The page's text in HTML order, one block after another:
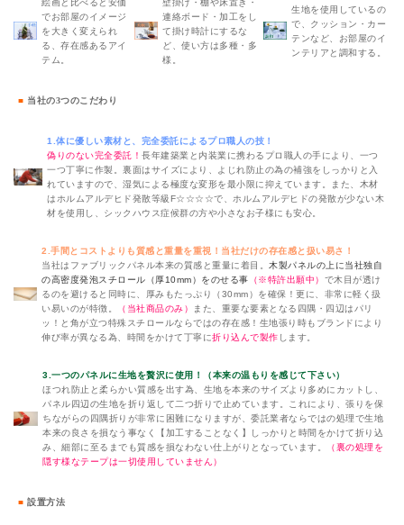
でお部屋のイメージ
を大きく変えられ
る、存在感あるアイ
テム。
連絡ボード・加工をし
て掛け時計にするな
ど、使い方は多種・多
様。
生地を使用しているの
で、クッション・カー
テンなど、お部屋のイ
ンテリアと調和する。
■ 当社の3つのこだわり
1.体に優しい素材と、完全委託によるプロ職人の技！
偽りのない完全委託！ 長年建築業と内装業に携わるプロ職人の手により、一つ
一つ丁寧に作製。裏面はサイズにより、よじれ防止の為の補強をしっかりと入
れていますので、湿気による極度な変形を最小限に抑えています。また、木材
はホルムアルデヒド発散等級F☆☆☆☆で、ホルムアルデヒドの発散が少ない木
材を使用し、シックハウス症候群の方や小さなお子様にも安心。
2.手間とコストよりも質感と重量を重視！当社だけの存在感と扱い易さ！
当社はファブリックパネル本来の質感と重量に着目。 木製パネルの上に当社独自
の高密度発泡スチロール（厚10mm）をのせる事 （※特許出願中） で木目が透け
るのを避けると同時に、厚みもたっぷり（30mm）を確保！更に、非常に軽く扱
い易いのが特徴。
（当社商品のみ）
また、重要な要素となる四隅・四辺はパリ
ッ！と角が立つ特殊スチロールならではの存在感！生地張り時もブランドにより
伸び率が異なる為、時間をかけて丁寧に折り込んで製作 します。
3.一つのパネルに生地を贅沢に使用！（本来の温もりを感じて下さい）
ほつれ防止と柔らかい質感を出す為、生地を本来のサイズより多めにカットし、
パネル四辺の生地を折り返して二つ折りで止めています。これにより、張りを保
ちながらの四隅折りが非常に困難になりますが、委託業者ならではの処理で生地
本来の良さを損なう事なく【加工することなく】しっかりと時間をかけて折り込
み、細部に至るまでも質感を損なわない仕上がりとなっています。
（裏の処理を
隠す様なテープは一切使用していません）
■ 設置方法